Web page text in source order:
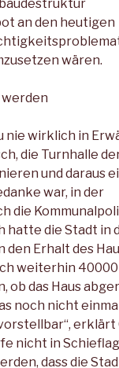
an den heutigen
wären.
nie wirklich in
die Turnhalle
und daraus
war, in der
die
hatte die Stadt in
Erhalt des
weiterhin 40000
ob das Haus
noch nicht einmal
erklärt
nicht in
dass die